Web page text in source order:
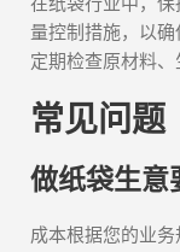
量控制措施，以确
定期检查原材料、
常见问题
做纸袋生意
成本根据您的业